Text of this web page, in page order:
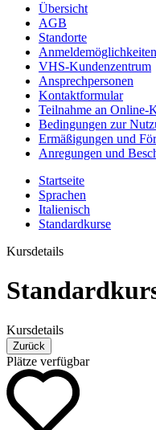
Übersicht
AGB
Standorte
Anmeldemöglichkeiten
VHS-Kundenzentrum
Ansprechpersonen
Kontaktformular
Teilnahme an Online-
Bedingungen zur
Ermäßigungen und
Anregungen und
Startseite
Sprachen
Italienisch
Standardkurse
Kursdetails
Kursdetails
Zurück
Plätze verfügbar